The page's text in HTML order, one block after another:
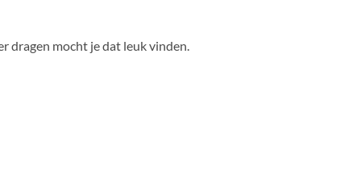
dragen mocht je dat leuk vinden.